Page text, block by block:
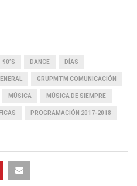
90’S DANCE DÍAS
GRUPMTM COMUNICACIÓN
MÚSICA MÚSICA DE SIEMPRE
PROGRAMACIÓN 2017-2018